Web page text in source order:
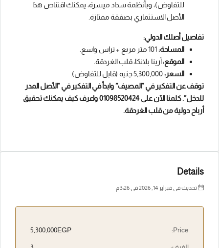
للتفاوض)، وبأنظمة سداد ميسرة، يمكنك اقتناص هذا
الأصل الاستثماري بصفقة ممتازة.
تفاصيل أصلك الدولي:
المساحة:
الموقع:أرينا بلانكا، قلب الغردقة.
السعر:
توقف عن التفكير في ”المصيف” وابدأ في التفكير في ”الأصل المدر
للدخل”. كلمنا الآن على 01098520424 واعرف كيف يمكنك تحقيق
أرباح دولية من قلب الغردقة.
Details
تحديث في فبراير 14, 2026 في 3:26 م
Price:
5,300,000EGP